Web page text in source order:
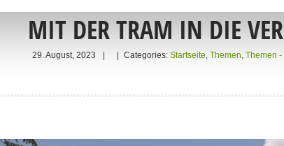
MIT DER TRAM IN DIE
29. August, 2023 Categories: Startseite, Themen, Themen